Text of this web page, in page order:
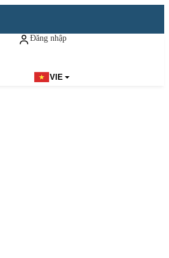
Đăng nhập
VIE